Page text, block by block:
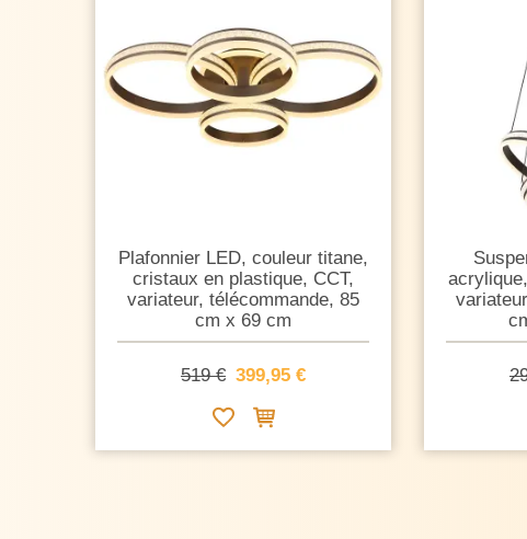
Plafonnier LED, couleur titane,
cristaux en plastique, CCT,
variateur, télécommande, 85
cm x 69 cm
519 € 399,95 €